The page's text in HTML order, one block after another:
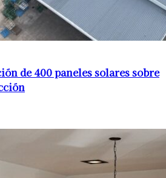
de 400 paneles solares sobre